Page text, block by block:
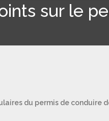
sur le
du permis de conduire